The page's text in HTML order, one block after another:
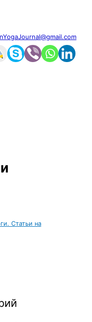
Статьи на